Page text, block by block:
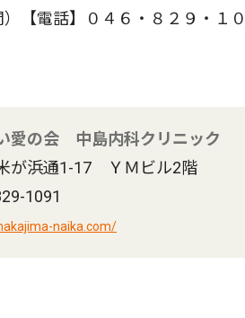
【電話】０４６・８２９・１
愛の会 中島内科クリニック
が浜通1-17 ＹＭビル2階
1091
naika.com/